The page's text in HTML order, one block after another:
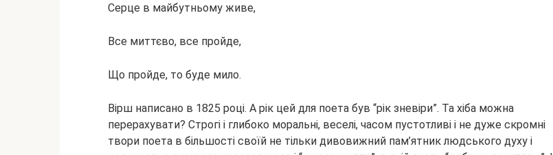
Серце в майбутньому живе,
Все миттєво, все пройде,
Що пройде, то буде мило.
Вірш написано в 1825 році. А рік цей для поета був “рік зневіри”. Та хіба можна
перерахувати? Строгі і глибоко моральні, веселі, часом пустотливі і не дуже скромні
твори поета в більшості своїй не тільки дивовижний пам’ятник людського духу і